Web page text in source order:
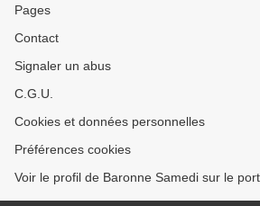
Pages
Contact
Signaler un abus
C.G.U.
Cookies et données personnelles
Préférences cookies
Voir le profil de Baronne Samedi sur le